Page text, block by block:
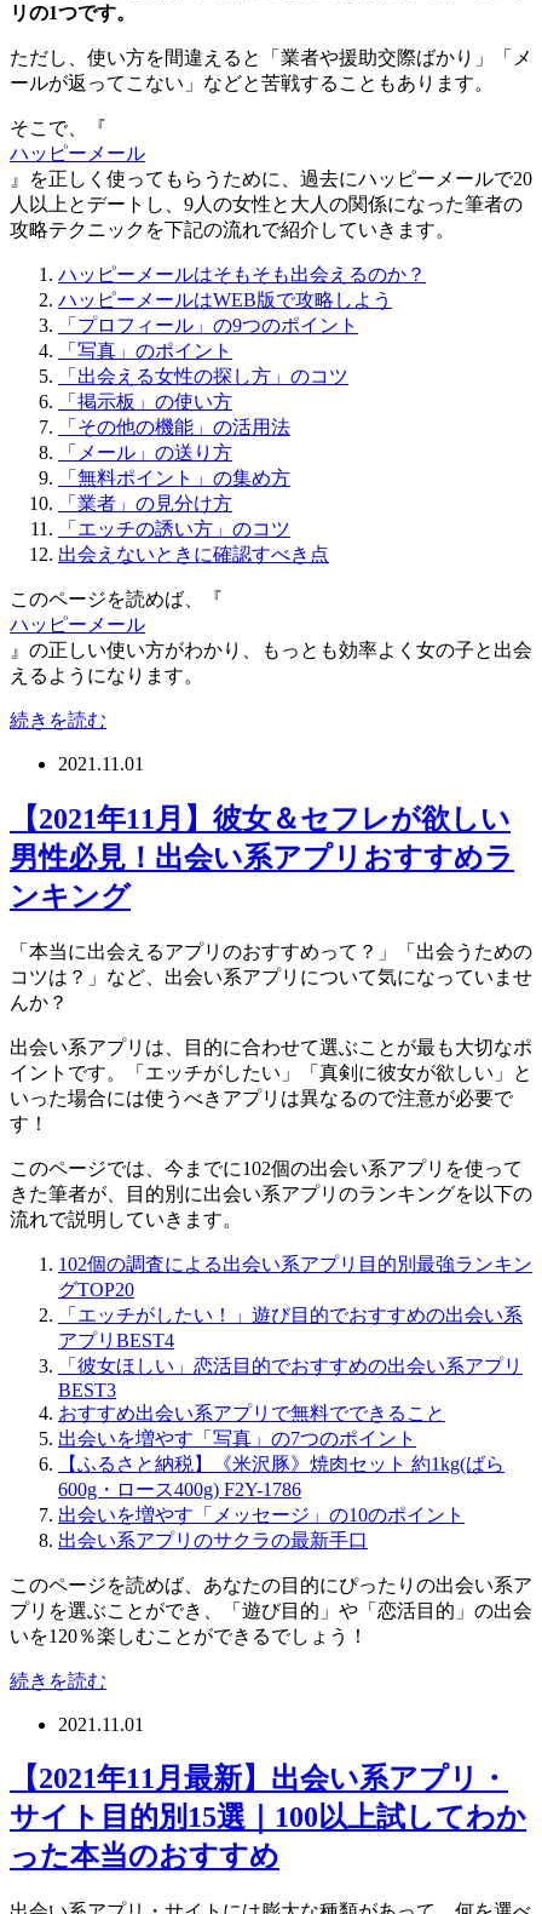
リの1つです。
ただし、使い方を間違えると「業者や援助交際ばかり」「メ
ールが返ってこない」などと苦戦することもあります。
そこで、『
ハッピーメール
』を正しく使ってもらうために、過去にハッピーメールで20
人以上とデートし、9人の女性と大人の関係になった筆者の
攻略テクニックを下記の流れで紹介していきます。
ハッピーメールはそもそも出会えるのか？
ハッピーメールはWEB版で攻略しよう
「プロフィール」の9つのポイント
「写真」のポイント
「出会える女性の探し方」のコツ
「掲示板」の使い方
「その他の機能」の活用法
「メール」の送り方
「無料ポイント」の集め方
「業者」の見分け方
「エッチの誘い方」のコツ
出会えないときに確認すべき点
このページを読めば、『
ハッピーメール
』の正しい使い方がわかり、もっとも効率よく女の子と出会
えるようになります。
続きを読む
2021.11.01
【2021年11月】彼女＆セフレが欲しい
男性必見！出会い系アプリおすすめラ
ンキング
「本当に出会えるアプリのおすすめって？」「出会うための
コツは？」など、出会い系アプリについて気になっていませ
んか？
出会い系アプリは、目的に合わせて選ぶことが最も大切なポ
イントです。「エッチがしたい」「真剣に彼女が欲しい」と
いった場合には使うべきアプリは異なるので注意が必要で
す！
このページでは、今までに102個の出会い系アプリを使って
きた筆者が、目的別に出会い系アプリのランキングを以下の
流れで説明していきます。
102個の調査による出会い系アプリ目的別最強ランキン
グTOP20
「エッチがしたい！」遊び目的でおすすめの出会い系
アプリBEST4
「彼女ほしい」恋活目的でおすすめの出会い系アプリ
BEST3
おすすめ出会い系アプリで無料でできること
出会いを増やす「写真」の7つのポイント
【ふるさと納税】《米沢豚》焼肉セット 約1kg(ばら
600g・ロース400g) F2Y-1786
出会いを増やす「メッセージ」の10のポイント
出会い系アプリのサクラの最新手口
このページを読めば、あなたの目的にぴったりの出会い系ア
プリを選ぶことができ、「遊び目的」や「恋活目的」の出会
いを120％楽しむことができるでしょう！
続きを読む
2021.11.01
【2021年11月最新】出会い系アプリ・
サイト目的別15選｜100以上試してわか
った本当のおすすめ